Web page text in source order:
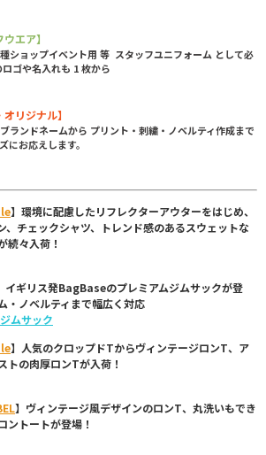
ウエア】
ショップイベント用 等 スタッフユニフォーム として必
ロゴや名入れも 1 枚から
オリジナル】
ランドネームから プリント・刺繍・ノベルティ作成まで
にお応えします。
】環境に配慮したリフレクターアウターをはじめ、
、チェックシャツ、トレンド感のあるスウェットな
続々入荷！
イギリス発BagBaseのプレミアムジムサックが登
・ノベルティまで幅広く対応
ムサック
】人気のクロップドTからヴィンテージロンT、ア
トの肉厚ロンTが入荷！
】ヴィンテージ風デザインのロンT、丸洗いもでき
ントートが登場！